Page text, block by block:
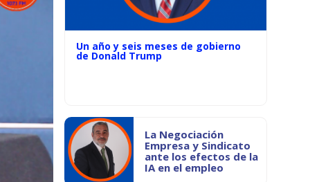
Un año y seis meses de gobierno
de Donald Trump
La Negociación
Empresa y Sindicato
ante los efectos de la
IA en el empleo